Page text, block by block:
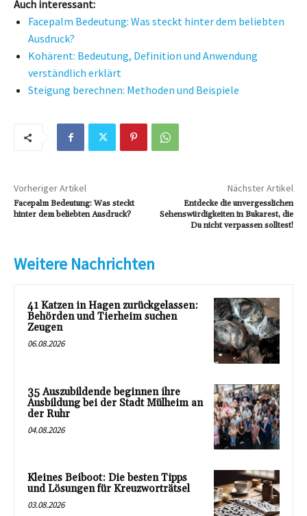
Auch interessant:
Facepalm Bedeutung: Was steckt hinter dem beliebten
Ausdruck?
Kohärent: Bedeutung, Definition und Anwendung
verständlich erklärt
Steigung berechnen: Methoden und Beispiele
Vorheriger Artikel
Facepalm Bedeutung: Was steckt
hinter dem beliebten Ausdruck?
Nächster Artikel
Entdecke die unvergesslichen
Sehenswürdigkeiten in Bukarest, die
Du nicht verpassen solltest!
Weitere Nachrichten
41 Katzen in Hagen zurückgelassen:
Behörden und Tierheim suchen
Zeugen
06.08.2026
35 Auszubildende beginnen ihre
Ausbildung bei der Stadt Mülheim an
der Ruhr
04.08.2026
Kleines Beiboot: Die besten Tipps
und Lösungen für Kreuzworträtsel
03.08.2026